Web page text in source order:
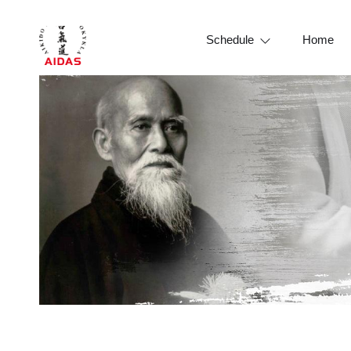
Schedule Home